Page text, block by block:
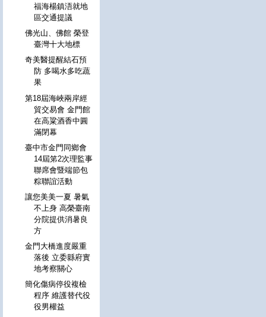
福海楊鎮浯就地
區交通提議
佛光山、佛館 榮登
臺灣十大地標
奇美醫提醒結石預
防 多喝水多吃蔬
果
第18屆海峽兩岸經
貿交易會 金門館
在高粱酒香中圓
滿閉幕
臺中市金門同鄉會
14屆笫2次理監事
聯席會暨端節包
粽聯誼活動
讓您美美一夏 暑氣
不上身 高榮臺南
分院提供消暑良
方
金門大橋進度嚴重
落後 立委縣府實
地考察關心
簡化傷病停役複檢
程序 維護替代役
役男權益